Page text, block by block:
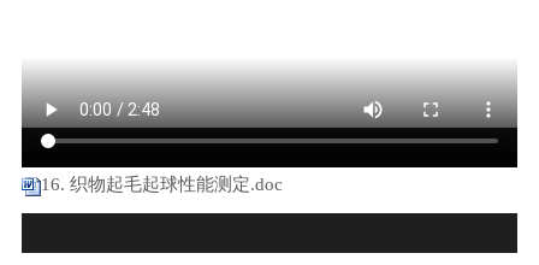
16. 织物起毛起球性能测定.doc